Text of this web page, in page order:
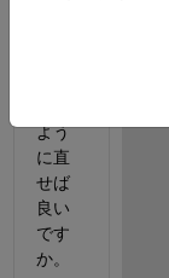
ージ
よう
に直
せば
良い
です
か。